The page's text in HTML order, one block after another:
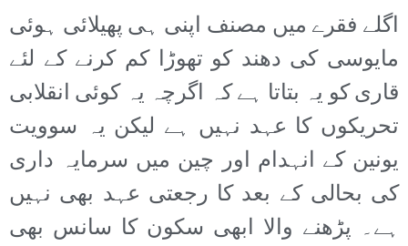
اگلے فقرے میں مصنف اپنی ہی پھیلائی ہوئی
مایوسی کی دھند کو تھوڑا کم کرنے کے لئے
قاری کو یہ بتاتا ہے کہ اگرچہ یہ کوئی انقلابی
تحریکوں کا عہد نہیں ہے لیکن یہ سوویت
یونین کے انہدام اور چین میں سرمایہ داری
کی بحالی کے بعد کا رجعتی عہد بھی نہیں
ہے۔ پڑھنے والا ابھی سکون کا سانس بھی